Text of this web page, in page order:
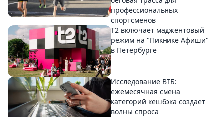
профессиональных
спортсменов
Т2 включает маджентовый
режим на "Пикнике Афиши"
в Петербурге
Исследование ВТБ:
ежемесячная смена
категорий кешбэка создает
волны спроса